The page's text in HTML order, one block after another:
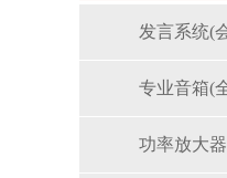
功率放大器